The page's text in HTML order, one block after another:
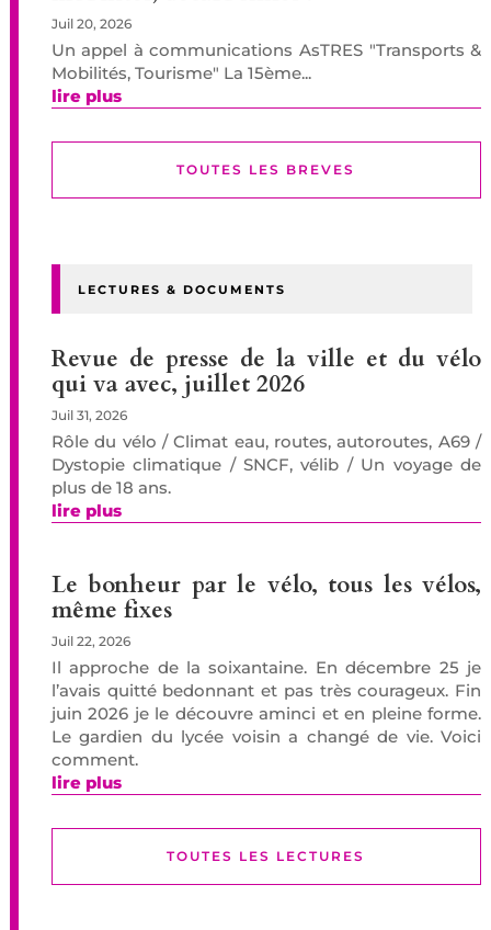
Juil 20, 2026
Un appel à communications AsTRES "Transports &
Mobilités, Tourisme" La 15ème...
lire plus
TOUTES LES BREVES
LECTURES & DOCUMENTS
Revue de presse de la ville et du vélo
qui va avec, juillet 2026
Juil 31, 2026
Rôle du vélo / Climat eau, routes, autoroutes, A69 /
Dystopie climatique / SNCF, vélib / Un voyage de
plus de 18 ans.
lire plus
Le bonheur par le vélo, tous les vélos,
même fixes
Juil 22, 2026
Il approche de la soixantaine. En décembre 25 je
l’avais quitté bedonnant et pas très courageux. Fin
juin 2026 je le découvre aminci et en pleine forme.
Le gardien du lycée voisin a changé de vie. Voici
comment.
lire plus
TOUTES LES LECTURES